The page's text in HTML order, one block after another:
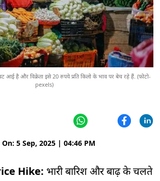
आई है और विक्रेता इसे 20 रुपये प्रति किलो के भाव पर बेच रहे हैं. (फोटो-
pexels)
5 Sep, 2025 | 04:46 PM
Hike: भारी बारिश और बाढ़ के चलते